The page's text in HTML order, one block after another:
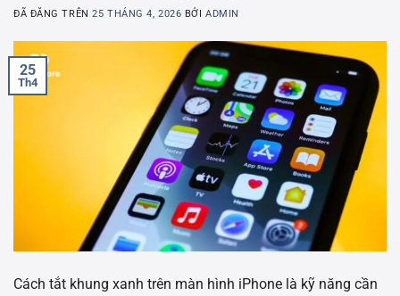
ĐÃ ĐĂNG TRÊN25 THÁNG 4, 2026 BỞIADMIN
25
Th4
Cách tắt khung xanh trên màn hình iPhone là kỹ năng cần